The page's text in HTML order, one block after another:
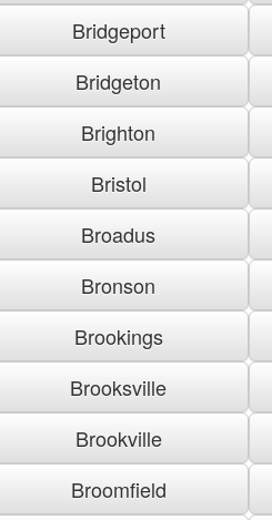
Bridgeport
Bridgeton
Brighton
Bristol
Broadus
Bronson
Brookings
Brooksville
Brookville
Broomfield